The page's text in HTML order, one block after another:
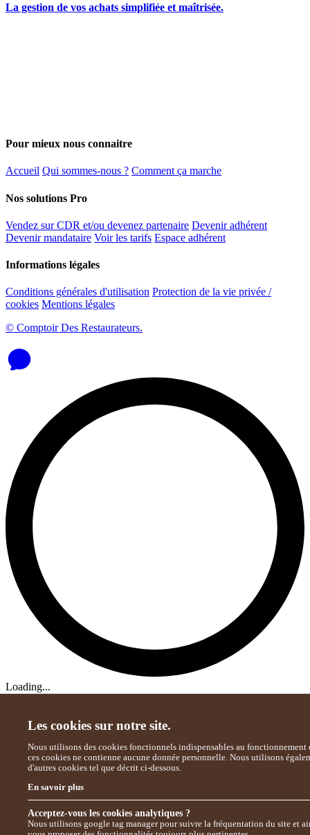
Les cookies sur notre site.
Nous utilisons des cookies fonctionnels indispensables au fonctionnement
ces cookies ne contienne aucune donnée personnelle. Nous utilisons
d'autres cookies tel que décrit ci-dessous.
En savoir plus
Acceptez-vous les cookies analytiques ?
Nous utilisons google tag manager pour suivre la fréquentation du site et
La gestion de vos achats simplifiée et maîtrisée.
Pour mieux nous connaitre
Accueil Qui sommes-nous ? Comment ça marche
Nos solutions Pro
Vendez sur CDR et/ou devenez partenaire Devenir adhérent
Devenir mandataire Voir les tarifs Espace adhérent
Informations légales
Conditions générales d'utilisation Protection de la vie privée /
cookies Mentions légales
© Comptoir Des Restaurateurs.
Loading...